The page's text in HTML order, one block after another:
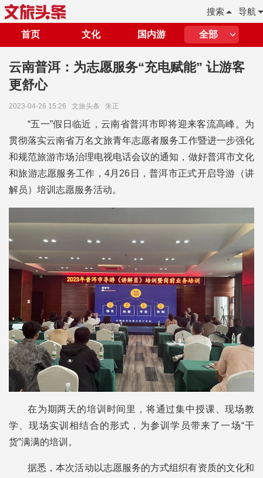
导航
搜索
首页 文化 国内游 全部
云南普洱：为志愿服务“充电赋能” 让游客
更舒心
2023-04-26 15:26 文旅头条 朱正
“五一”假日临近，云南省普洱市即将迎来客流高峰。为
贯彻落实云南省万名文旅青年志愿者服务工作暨进一步强化
和规范旅游市场治理电视电话会议的通知，做好普洱市文化
和旅游志愿服务工作，4月26日，普洱市正式开启导游（讲
解员）培训志愿服务活动。
在为期两天的培训时间里，将通过集中授课、现场教
学、现场实训相结合的形式，为参训学员带来了一场“干
货”满满的培训。
据悉，本次活动以志愿服务的方式组织有资质的文化和